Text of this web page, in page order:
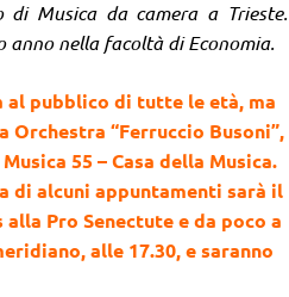
Musica da camera a Trieste.
anno nella facoltà di Economia.
al pubblico di tutte le età, ma
“Ferruccio Busoni”,
55 – Casa della Musica.
di alcuni appuntamenti sarà il
Pro Senectute e da poco a
alle 17.30, e saranno